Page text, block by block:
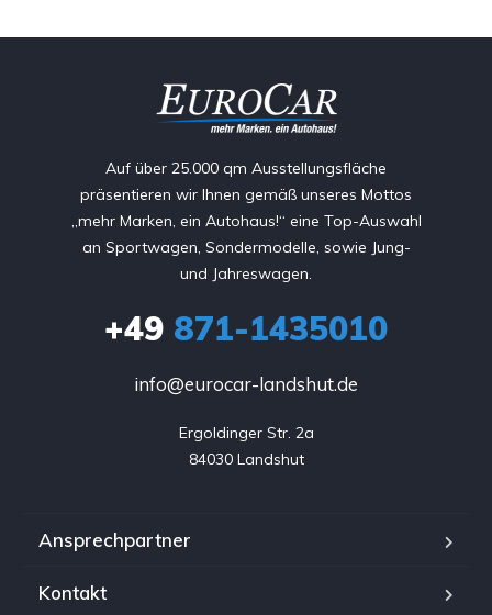
Auf über 25.000 qm Ausstellungsfläche
präsentieren wir Ihnen gemäß unseres Mottos
„mehr Marken, ein Autohaus!“ eine Top-Auswahl
an Sportwagen, Sondermodelle, sowie Jung-
und Jahreswagen.
+49 871-1435010
info@eurocar-landshut.de
Ergoldinger Str. 2a
84030 Landshut
Ansprechpartner
Kontakt